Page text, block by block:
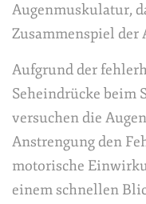
Augenmuskulatur,
Zusammenspiel der
Aufgrund der
Seheindrücke beim
versuchen die
Anstrengung den
motorische
einem schnellen